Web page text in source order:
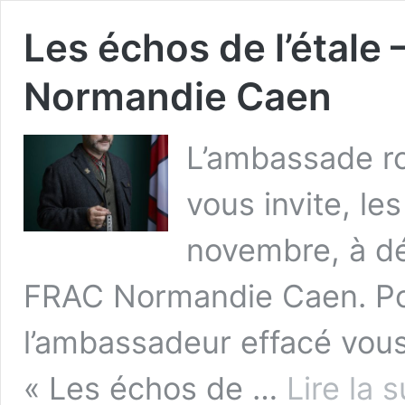
Les échos de l’étale
Normandie Caen
L’ambassade
vous invite,
novembre, à
FRAC Normandie Caen.
l’ambassadeur effacé
« Les échos de … Lire la